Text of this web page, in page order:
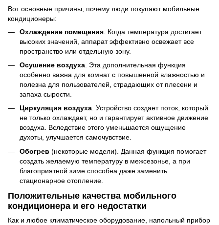
Вот основные причины, почему люди покупают мобильные
кондиционеры:
Охлаждение помещения . Когда температура достигает
высоких значений, аппарат эффективно освежает все
пространство или отдельную зону.
Осушение воздуха . Эта дополнительная функция
особенно важна для комнат с повышенной влажностью и
полезна для пользователей, страдающих от плесени и
запаха сырости.
Циркуляция воздуха. Устройство создает поток, который
не только охлаждает, но и гарантирует активное движение
воздуха. Вследствие этого уменьшается ощущение
духоты, улучшается самочувствие.
Обогрев (некоторые модели). Данная функция помогает
создать желаемую температуру в межсезонье, а при
благоприятной зиме способна даже заменить
стационарное отопление.
Положительные качества мобильного
кондиционера и его недостатки
Как и любое климатическое оборудование, напольный прибор